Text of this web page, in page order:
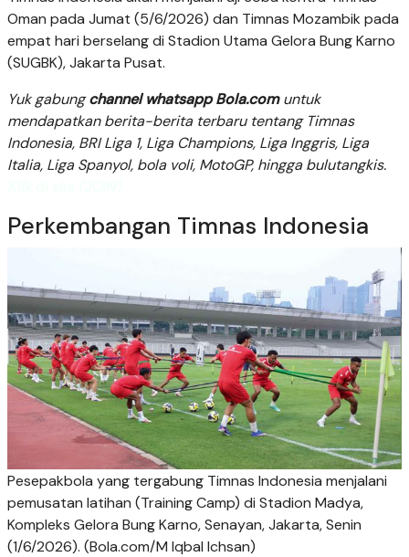
Oman pada Jumat (5/6/2026) dan Timnas Mozambik pada
empat hari berselang di Stadion Utama Gelora Bung Karno
(SUGBK), Jakarta Pusat.
Yuk gabungchannel whatsapp Bola.comuntuk
mendapatkan berita-berita terbaru tentang Timnas
Indonesia, BRI Liga 1, Liga Champions, Liga Inggris, Liga
Italia, Liga Spanyol, bola voli, MotoGP, hingga bulutangkis.
Perkembangan Timnas Indonesia
Pesepakbola yang tergabung Timnas Indonesia menjalani
pemusatan latihan (Training Camp) di Stadion Madya,
Kompleks Gelora Bung Karno, Senayan, Jakarta, Senin
(1/6/2026). (Bola.com/M Iqbal Ichsan)